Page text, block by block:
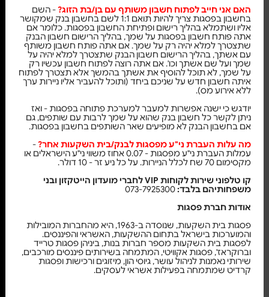
האם אני חייב לפתוח חשבון משותף עם בן/בת הזוג?- השם
בחשבון בפסגות צריך להיות תואם 1:1 לשם בחשבון בנק שמקושר
אליו ושתמלא בהליך רישום ופתיחת החשבון בפסגות. כלומר אם
אתה פותח חשבון בפסגות על שמך, בהליך הרישום חשבון הבנק
שתצטרך למלא יהיה רק על שמך. אם אתה פותח חשבון משותף
עם אשתך, בהליך הרישום חשבון הבנק שתצטרך למלא יהיה על
שמך ועל שם אשתך וכו'. אם אתה רוצה לפתוח חשבון עכשיו רק
על שמך, לא תוכל להוסיף את אשתך בהמשך אלא תצטרך לפתוח
איתה חשבון חדש על שניכם ביחד (ותוכל להעביר אליו ניירות ערך
ללא אירוע מס).
יודגש כי ישנה אפשרות למעבר למערכת פתוחה בפסגות - ואז
ניתן לקשר כל חשבון בנק שהוא על שמך לרבות עם שותפים, גם
אם בחשבון הבנק לא מופיעים שאר השותפים בחשבון בפסגות.
מה עלות העברת ני"ע מפסגות לבנק/בית השקעות אחר?-
עמלות העברת ני"ע מפסגות - 0.07 אחוז משווי ני"ע הישראלים או
מקסימום 70 שח לכלל הניירות. על כל ניע זר - 10 דולר.
קו טלפוני שירות לקוחות VIP לחברי מועדון הייטקזון ובני
משפחותיהם בלבד:073-7925300
אודות חברת פסגות
פסגות בית השקעות, שנוסדה ב-1963, היא מהחברות המובילות
והמוערכות בישראל בתחום ההשקעות, האשראי והפיננסים.
לפסגות בית השקעות מספר חברות בנות, ביניהן פסגות טרייד
וברוקראז', פסגות אקוויטי, המתמחה בשירותים פיננסים מורכבים,
שירותי נאמנות לניהול עושר, גיוסי הון, מיזוגים ורכישות ופסגות
קרדיט שמתמחה בפעילות אשראי לעסקים.